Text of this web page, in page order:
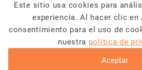
¿EN BUSCA DE
Consejos
últimas
y mucho
Este sitio usa cookies para
experiencia. Al hacer clic en
consentimiento para el uso de
nuestra política de
Aceptar